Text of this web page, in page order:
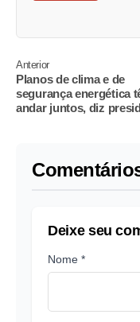
Anterior
Planos de clima e de
segurança energética
andar juntos, diz
Deixe seu
Nome *